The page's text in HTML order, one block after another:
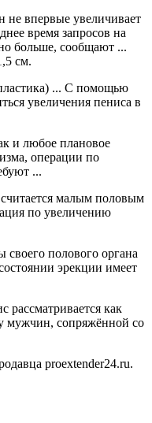
не впервые увеличивает
время запросов на
больше, сообщают ...
см.
... С помощью
увеличения пениса в
и любое плановое
операции по
...
малым половым
по увеличению
полового органа
эрекции имеет
рассматривается как
мужчин, сопряжённой со
proextender24.ru.